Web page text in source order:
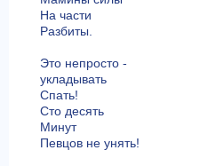
На части
Разбиты.
Это непросто -
укладывать
Спать!
Сто десять
Минут
Певцов не унять!